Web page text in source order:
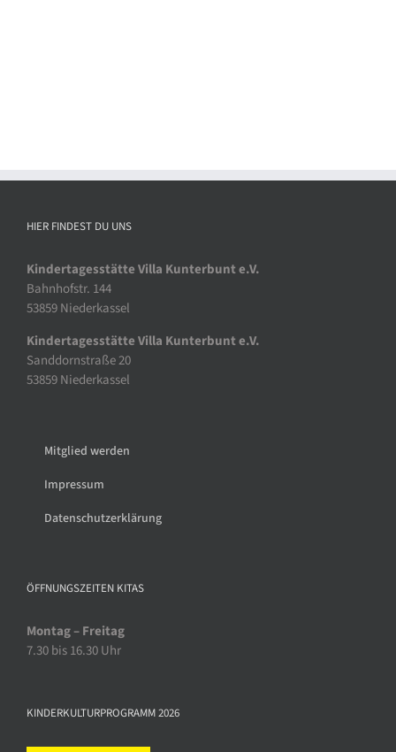
HIER FINDEST DU UNS
Kindertagesstätte Villa Kunterbunt e.V.
Bahnhofstr. 144
53859 Niederkassel
Kindertagesstätte Villa Kunterbunt e.V.
Sanddornstraße 20
53859 Niederkassel
Mitglied werden
Impressum
Datenschutzerklärung
ÖFFNUNGSZEITEN KITAS
Montag – Freitag
7.30 bis 16.30 Uhr
KINDERKULTURPROGRAMM 2026